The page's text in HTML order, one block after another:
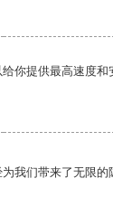
你提供最高速度和
我们带来了无限的